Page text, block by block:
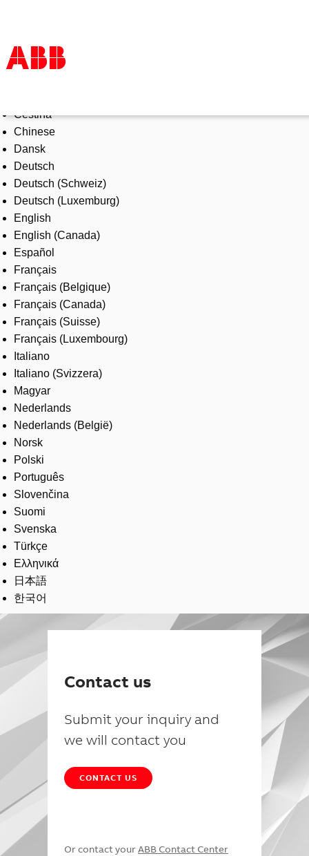
Products & Solutions
Industries
Services
About us
Where to buy
Contact us
Careers
Čeština
Chinese
Dansk
Deutsch
Deutsch (Schweiz)
Deutsch (Luxemburg)
English
English (Canada)
Español
Français
Français (Belgique)
Français (Canada)
Français (Suisse)
Français (Luxembourg)
Italiano
Italiano (Svizzera)
Magyar
Nederlands
Nederlands (België)
Norsk
Polski
Português
Slovenčina
Suomi
Svenska
Türkçe
Ελληνικά
日本語
한국어
Contact us
Submit your inquiry and
we will contact you
CONTACT US
Or contact your ABB Contact Center